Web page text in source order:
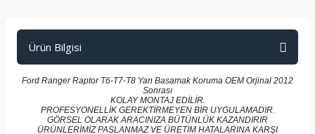
Ürün Bilgisi
Ford Ranger Raptor T6-T7-T8 Yan Basamak Koruma OEM Orjinal 2012
Sonrası
KOLAY MONTAJ EDİLİR.
PROFESYONELLİK GEREKTİRMEYEN BİR UYGULAMADIR.
GÖRSEL OLARAK ARACINIZA BÜTÜNLÜK KAZANDIRIR
ÜRÜNLERİMİZ PASLANMAZ VE ÜRETİM HATALARINA KARŞI